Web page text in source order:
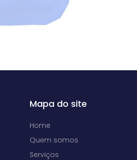
Mapa do site
Home
Quem somos
Serviços